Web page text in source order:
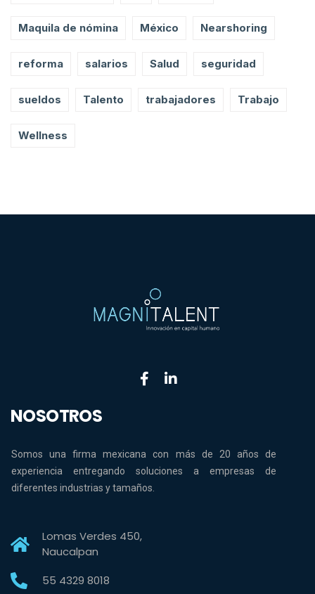
Maquila de nómina México Nearshoring
reforma salarios Salud seguridad
sueldos Talento trabajadores Trabajo
Wellness
NOSOTROS
Somos una firma mexicana con más de 20 años de
experiencia entregando soluciones a empresas de
diferentes industrias y tamaños.
Lomas Verdes 450,
Naucalpan
55 4329 8018